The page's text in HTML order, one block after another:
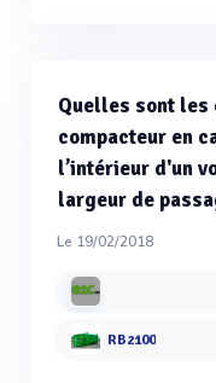
Quelles sont les
compacteur en
l’intérieur d'un
largeur de
Le 19/02/2018
RB2100